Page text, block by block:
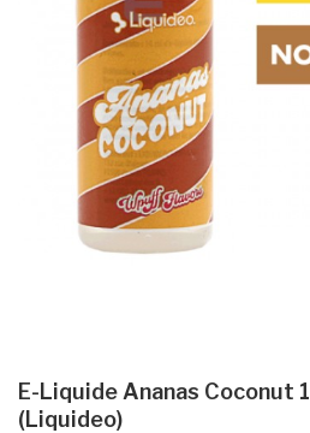
E-Liquide Ananas Coconut
(Liquideo)